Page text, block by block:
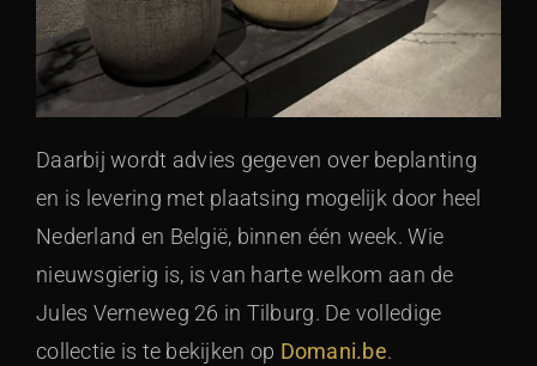
Daarbij wordt advies gegeven over beplanting
en is levering met plaatsing mogelijk door heel
Nederland en België, binnen één week. Wie
nieuwsgierig is, is van harte welkom aan de
Jules Verneweg 26 in Tilburg. De volledige
collectie is te bekijken op Domani.be.